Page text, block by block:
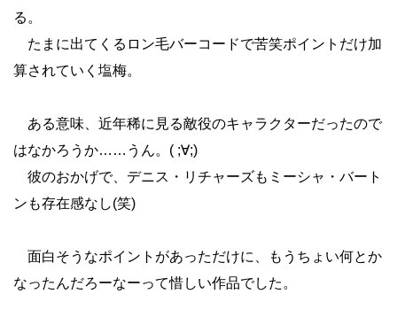
る。
たまに出てくるロン毛バーコードで苦笑ポイントだけ加
算されていく塩梅。
ある意味、近年稀に見る敵役のキャラクターだったので
はなかろうか……うん。( ;∀;)
彼のおかげで、デニス・リチャーズもミーシャ・バート
ンも存在感なし(笑)
面白そうなポイントがあっただけに、もうちょい何とか
なったんだろーなーって惜しい作品でした。